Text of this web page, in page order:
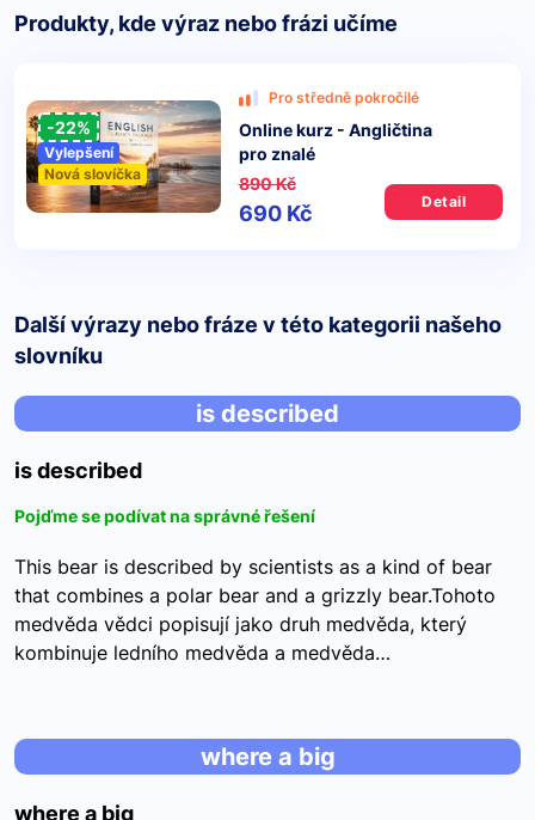
Produkty, kde výraz nebo frázi učíme
-22%
Vylepšení
Nová slovíčka
Pro středně pokročilé
Online kurz - Angličtina
pro znalé
890 Kč
690 Kč Detail
Další výrazy nebo fráze v této kategorii našeho
slovníku
is described
is described
Pojďme se podívat na správné řešení
This bear is described by scientists as a kind of bear
that combines a polar bear and a grizzly bear.Tohoto
medvěda vědci popisují jako druh medvěda, který
kombinuje ledního medvěda a medvěda…
where a big
where a big